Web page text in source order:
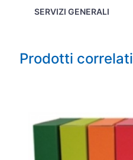
SERVIZI GENERALI
Prodotti correlati